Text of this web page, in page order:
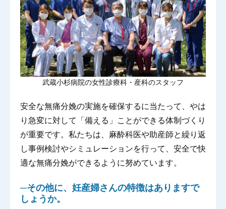
武蔵小杉病院の女性診療科・産科のスタッフ
安全な無痛分娩の実施を確保するに当たって、やは
り急変に対して「備える」ことができる体制づくり
が重要です。私たちは、麻酔科医や助産師と繰り返
し事例検討やシミュレーションを行って、安全で快
適な無痛分娩ができるように努めています。
─その他に、妊産婦さんの特徴はありますで
しょうか。